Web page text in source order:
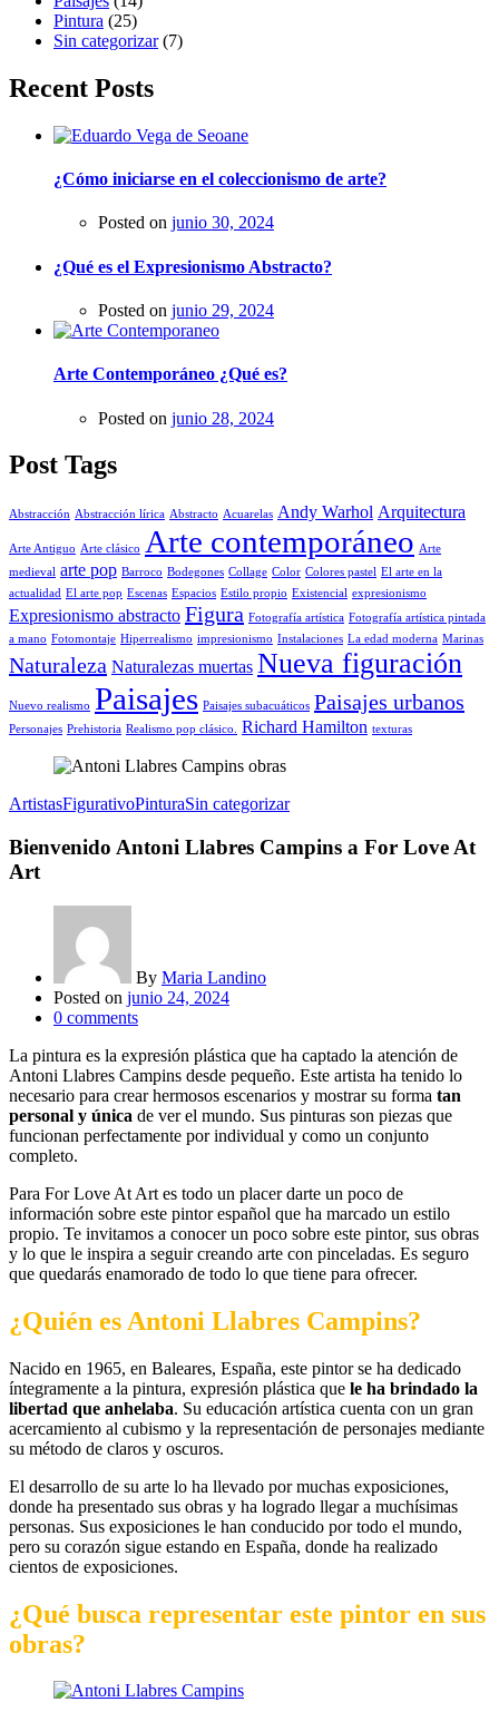
Pintura (25)
Sin categorizar(7)
Recent Posts
¿Cómo iniciarse en el coleccionismo de arte?
Posted on junio 30, 2024
¿Qué es el Expresionismo Abstracto?
Posted on junio 29, 2024
Arte Contemporáneo ¿Qué es?
Posted on junio 28, 2024
Post Tags
Abstracción Abstracción lírica Abstracto Acuarelas Andy Warhol Arquitectura
Arte Antiguo Arte clásico Arte contemporáneo Arte
medieval arte pop Barroco Bodegones Collage Color Colores pastel El arte en la
actualidad El arte pop Escenas Espacios Estilo propio Existencial expresionismo
Expresionismo abstracto Figura Fotografía artística Fotografía artística pintada
a mano Fotomontaje Hiperrealismo impresionismo Instalaciones La edad moderna Marinas
Naturaleza Naturalezas muertas Nueva figuración
Nuevo realismo Paisajes Paisajes subacuáticos Paisajes urbanos
Personajes Prehistoria Realismo pop clásico. Richard Hamilton texturas
ArtistasFigurativoPinturaSin categorizar
Bienvenido Antoni Llabres Campins a For Love At
Art
By Maria Landino
Posted on junio 24, 2024
0 comments
La pintura es la expresión plástica que ha captado la atención de
Antoni Llabres Campins desde pequeño. Este artista ha tenido lo
necesario para crear hermosos escenarios y mostrar su forma tan
personal y única de ver el mundo. Sus pinturas son piezas que
funcionan perfectamente por individual y como un conjunto
completo.
Para For Love At Art es todo un placer darte un poco de
información sobre este pintor español que ha marcado un estilo
propio. Te invitamos a conocer un poco sobre este pintor, sus obras
y lo que le inspira a seguir creando arte con pinceladas. Es seguro
que quedarás enamorado de todo lo que tiene para ofrecer.
¿Quién es Antoni Llabres Campins?
Nacido en 1965, en Baleares, España, este pintor se ha dedicado
íntegramente a la pintura, expresión plástica que le ha brindado la
libertad que anhelaba. Su educación artística cuenta con un gran
acercamiento al cubismo y la representación de personajes mediante
su método de claros y oscuros.
El desarrollo de su arte lo ha llevado por muchas exposiciones,
donde ha presentado sus obras y ha logrado llegar a muchísimas
personas. Sus exposiciones le han conducido por todo el mundo,
pero su corazón sigue estando en España, donde ha realizado
cientos de exposiciones.
¿Qué busca representar este pintor en sus
obras?